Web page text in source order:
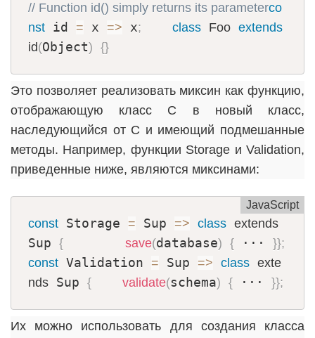
// Function id() simply returns its parameterco
nst id = x => x; class Foo extends
id(Object) {}
Это позволяет реализовать миксин как функцию,
отображающую класс C в новый класс,
наследующийся от C и имеющий подмешанные
методы. Например, функции Storage и Validation,
приведенные ниже, являются миксинами:
JavaScript
const Storage = Sup => class extends
Sup { save(database) { ··· }};
const Validation = Sup => class exte
nds Sup { validate(schema) { ··· }};
Их можно использовать для создания класса